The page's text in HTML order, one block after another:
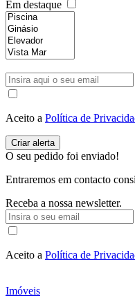
Em destaque
Aceito a Política de
O seu pedido foi enviado!
Entraremos em contacto
Receba a nossa newsletter.
Aceito a Política de
Imóveis